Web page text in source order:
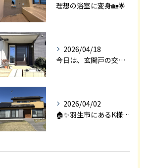
理想の浴室に変身🏡🌟
2026/04/18
今日は、玄関戸の交換工事をご紹介します🚪✨。
2026/04/02
🏠✨羽生市にあるK様邸は、2008年に㈱エアロックで新築され...